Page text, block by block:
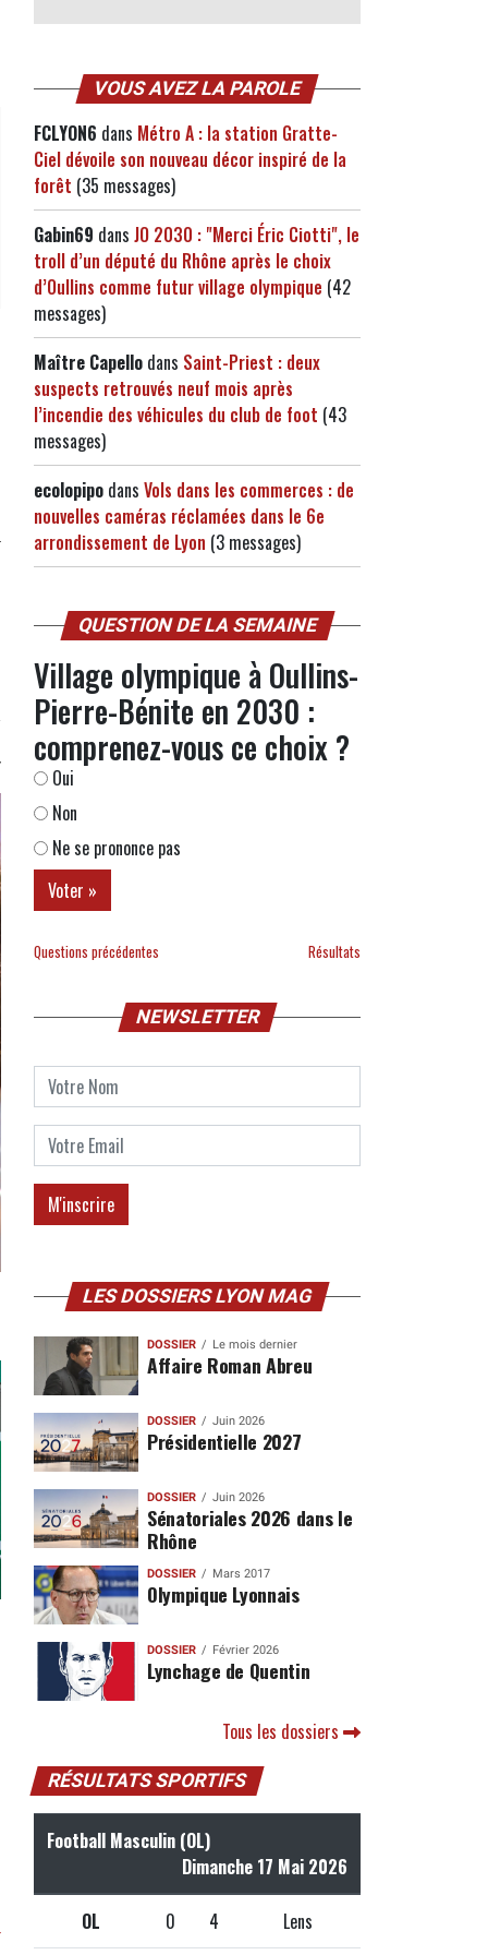
VOUS AVEZ LA PAROLE
FCLYON6 dans Métro A : la station Gratte-
Ciel dévoile son nouveau décor inspiré de la
forêt (35 messages)
Gabin69 dans JO 2030 : "Merci Éric Ciotti", le
troll d’un député du Rhône après le choix
d’Oullins comme futur village olympique (42
messages)
Maître Capello dans Saint-Priest : deux
suspects retrouvés neuf mois après
l’incendie des véhicules du club de foot (43
messages)
ecolopipo dans Vols dans les commerces : de
nouvelles caméras réclamées dans le 6e
arrondissement de Lyon (3 messages)
QUESTION DE LA SEMAINE
Village olympique à Oullins-
Pierre-Bénite en 2030 :
comprenez-vous ce choix ?
Oui
Non
Ne se prononce pas
Questions précédentes Résultats
NEWSLETTER
LES DOSSIERS LYON MAG
DOSSIER Le mois dernier
Affaire Roman Abreu
DOSSIER Juin 2026
Présidentielle 2027
DOSSIER Juin 2026
Sénatoriales 2026 dans le
Rhône
DOSSIER Mars 2017
Olympique Lyonnais
DOSSIER Février 2026
Lynchage de Quentin
Tous les dossiers
RÉSULTATS SPORTIFS
Football Masculin (OL)
Dimanche 17 Mai 2026
OL 0 4 Lens